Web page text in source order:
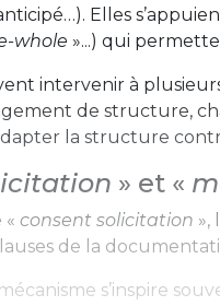
Elles
whole »...) qui
intervenir à
de structure,
la structure
» et «
« consent solicitation »,
de la
s’inspire